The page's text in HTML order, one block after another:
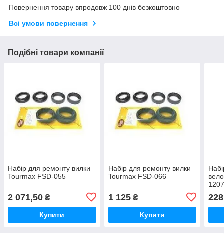
Повернення товару впродовж 100 днів безкоштовно
Всі умови повернення
Подібні товари компанії
Набір для ремонту вилки
Tourmax FSD-055
2 071,50 ₴
Купити
Набір для ремонту вилки
Tourmax FSD-066
1 125₴
Купити
228